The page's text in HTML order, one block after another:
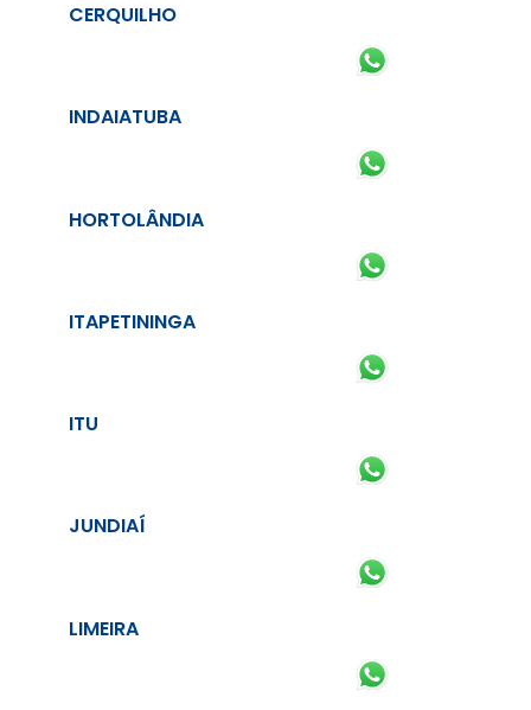
CERQUILHO
INDAIATUBA
HORTOLÂNDIA
ITAPETININGA
ITU
JUNDIAÍ
LIMEIRA